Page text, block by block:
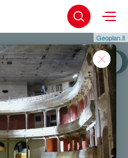
Geoplan.it
Schio - Centro